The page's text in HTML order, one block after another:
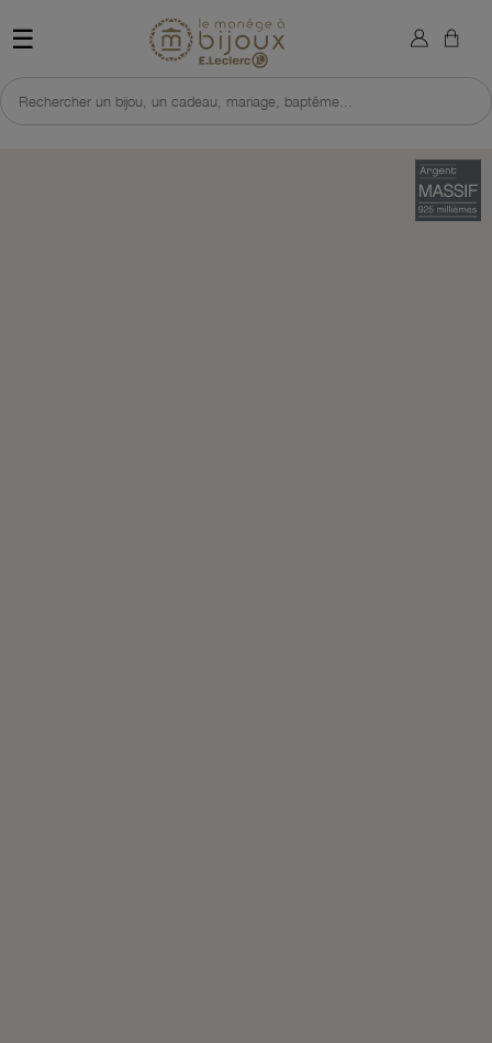
☰ Retour à l'accueil du site
Rechercher un bijou, un cadeau, mariage, baptême...
×